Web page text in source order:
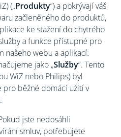
(„Produkty“) a pokrývají váš
začleněného do produktů,
ke stažení do chytrého
a funkce přístupné pro
našeho webu a aplikací.
jako „Služby“. Tento
WiZ nebo Philips) byl
pro běžné domácí užití v
jste nedosáhli
smluv, potřebujete